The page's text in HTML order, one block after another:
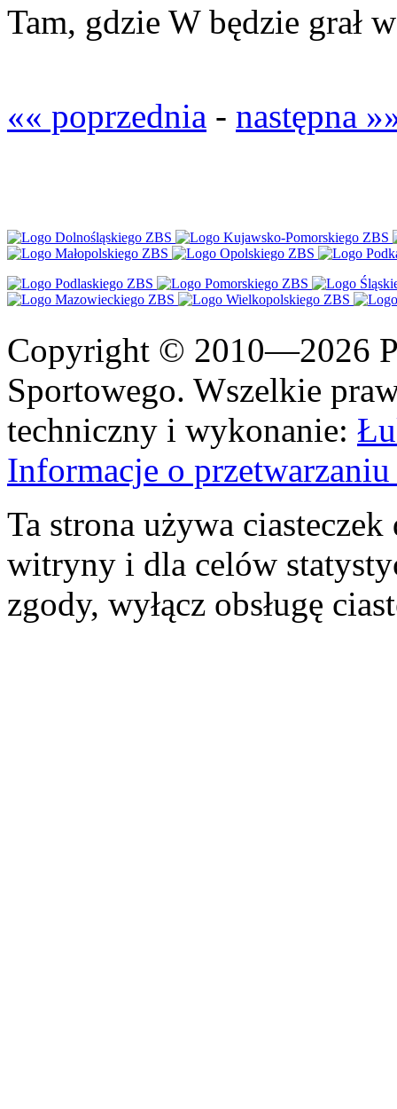
Tam, gdzie W będzie grał
«« poprzednia - następna
Copyright © 2010—2026
Sportowego. Wszelkie
techniczny i wykonanie:
Informacje o
Ta strona używa
witryny i dla celów
zgody, wyłącz obsługę